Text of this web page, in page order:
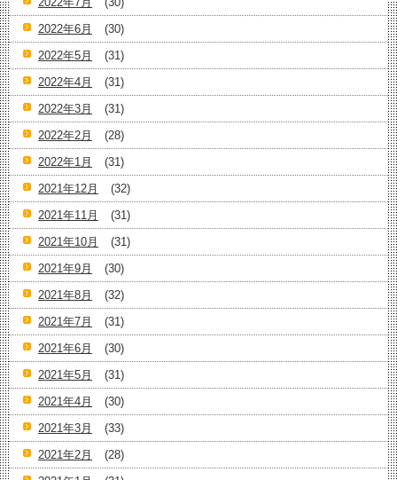
2022年6月
(30)
2022年5月
(31)
2022年4月
(31)
2022年3月
(31)
2022年2月
(28)
2022年1月
(31)
2021年12月
(32)
2021年11月
(31)
2021年10月
(31)
2021年9月
(30)
2021年8月
(32)
2021年7月
(31)
2021年6月
(30)
2021年5月
(31)
2021年4月
(30)
2021年3月
(33)
2021年2月
(28)